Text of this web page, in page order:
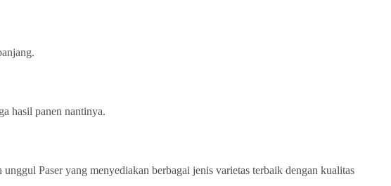
hasil panen nantinya.
Paser yang menyediakan berbagai jenis varietas terbaik dengan kualitas